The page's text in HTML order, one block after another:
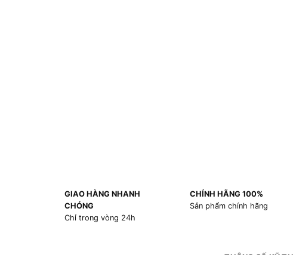
GIAO HÀNG NHANH
CHÓNG
Chỉ trong vòng 24h
CHÍNH HÃNG 100%
Sản phẩm chính hãng